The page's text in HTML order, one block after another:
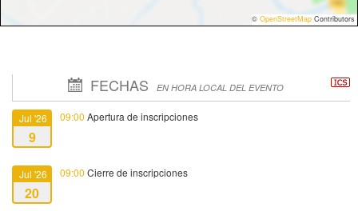
© OpenStreetMap Contributors
FECHAS EN HORA LOCAL DEL EVENTO
Jul '26
9
09:00 Apertura de inscripciones
Jul '26
20
09:00 Cierre de inscripciones